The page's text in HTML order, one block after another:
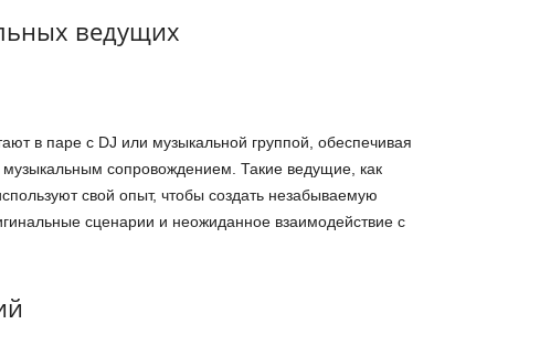
ведущих
в паре с DJ или музыкальной группой, обеспечивая
сопровождением. Такие ведущие, как
свой опыт, чтобы создать незабываемую
сценарии и неожиданное взаимодействие с